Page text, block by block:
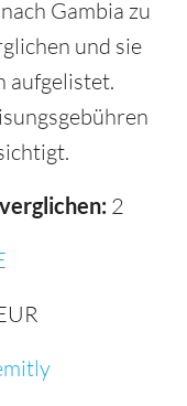
Gambia zu
und sie
aufgelistet.
2